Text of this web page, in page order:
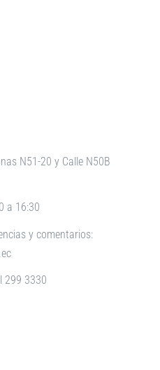
N51-20 y Calle N50B
a 16:30
y comentarios:
299 3330